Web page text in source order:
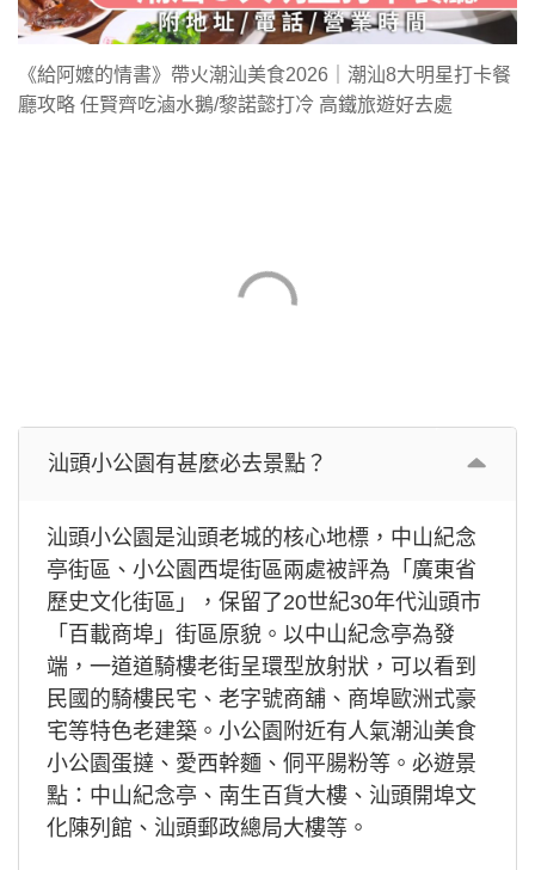
《給阿嬤的情書》帶火潮汕美食2026｜潮汕8大明星打卡餐
廳攻略 任賢齊吃滷水鵝/黎諾懿打冷 高鐵旅遊好去處
汕頭小公園有甚麼必去景點？
汕頭小公園是汕頭老城的核心地標，中山紀念
亭街區、小公園西堤街區兩處被評為「廣東省
歷史文化街區」，保留了20世紀30年代汕頭市
「百載商埠」街區原貌。以中山紀念亭為發
端，一道道騎樓老街呈環型放射狀，可以看到
民國的騎樓民宅、老字號商舖、商埠歐洲式豪
宅等特色老建築。小公園附近有人氣潮汕美食
小公園蛋撻、愛西幹麵、侗平腸粉等。必遊景
點：中山紀念亭、南生百貨大樓、汕頭開埠文
化陳列館、汕頭郵政總局大樓等。